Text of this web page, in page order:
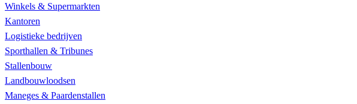
Winkels & Supermarkten
Kantoren
Logistieke bedrijven
Sporthallen & Tribunes
Stallenbouw
Landbouwloodsen
Maneges & Paardenstallen